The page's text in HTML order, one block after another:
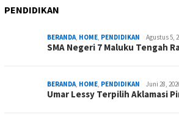
PENDIDIKAN
BERANDA, HOME, PENDIDIKAN Agustus 5,
SMA Negeri 7 Maluku Tengah
BERANDA, HOME, PENDIDIKAN Juni 28,
Umar Lessy Terpilih Aklamasi